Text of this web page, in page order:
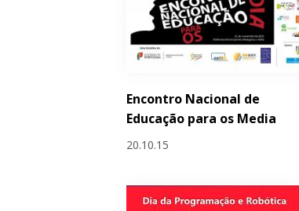
Encontro Nacional de
Educação para os Media
20.10.15